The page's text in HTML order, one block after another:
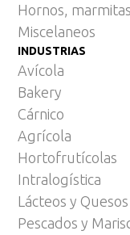
Hornos,
Miscelaneos
INDUSTRIAS
Avícola
Bakery
Cárnico
Agrícola
Hortofrutícolas
Intralogística
Lácteos y Quesos
Pescados y